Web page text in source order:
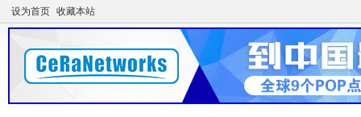
设为首页 收藏本站